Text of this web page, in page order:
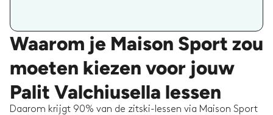
Waarom je Maison Sport zou
moeten kiezen voor jouw
Palit Valchiusella lessen
Daarom krijgt 90% van de zitski-lessen via Maison Sport